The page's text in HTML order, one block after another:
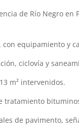
de Río Negro en
equipamiento y
ciclovía y
m² intervenidos.
tratamiento
de pavimento,